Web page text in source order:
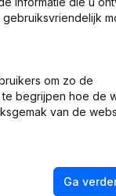
om zo de
begrijpen hoe de
van de
Ga